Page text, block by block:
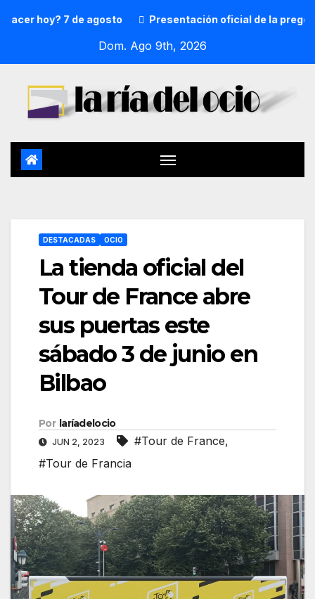
hoy? 7 de agosto Presentación oficial de la pregonera
Dom. Ago 9th, 2026
DESTACADAS OCIO
La tienda oficial del
Tour de France abre
sus puertas este
sábado 3 de junio en
Bilbao
Por laríadelocio
JUN 2, 2023 #Tour de France,
#Tour de Francia